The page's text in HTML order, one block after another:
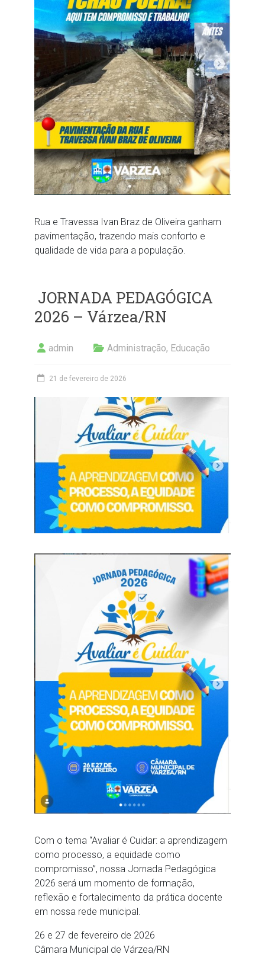
Rua e Travessa Ivan Braz de Oliveira ganham
pavimentação, trazendo mais conforto e
qualidade de vida para a população.
JORNADA PEDAGÓGICA
2026 – Várzea/RN
admin Administração, Educação
21 de fevereiro de 2026
Com o tema “Avaliar é Cuidar: a aprendizagem
como processo, a equidade como
compromisso”, nossa Jornada Pedagógica
2026 será um momento de formação,
reflexão e fortalecimento da prática docente
em nossa rede municipal.
26 e 27 de fevereiro de 2026
Câmara Municipal de Várzea/RN